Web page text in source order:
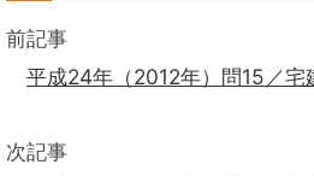
前記事
平成24年（2012年）問15／宅
次記事